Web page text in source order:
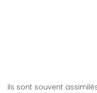
Ils sont souvent